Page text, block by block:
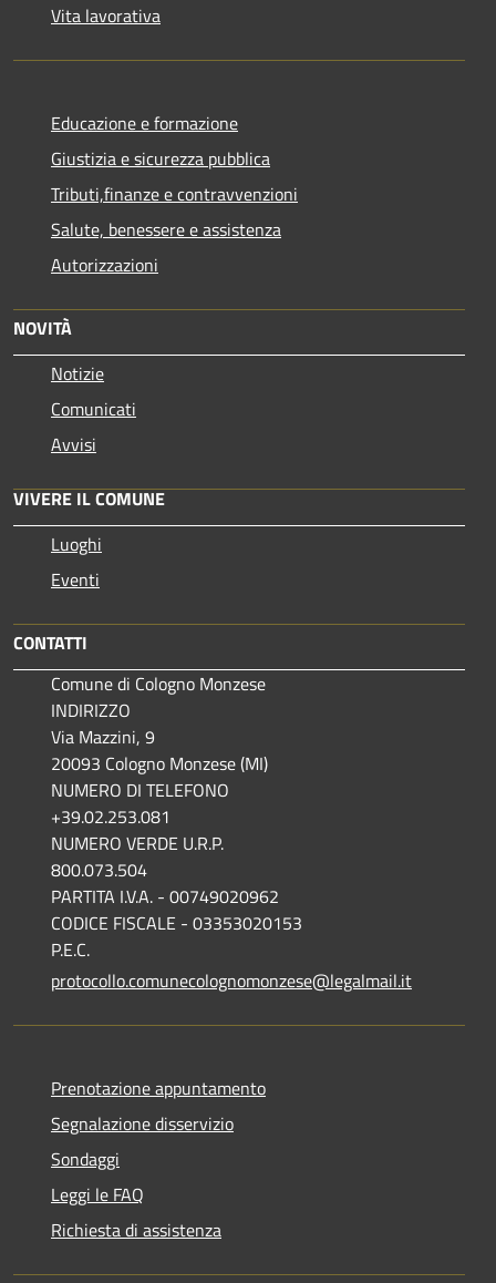
Vita lavorativa
Educazione e formazione
Giustizia e sicurezza pubblica
Tributi,finanze e contravvenzioni
Salute, benessere e assistenza
Autorizzazioni
NOVITÀ
Notizie
Comunicati
Avvisi
VIVERE IL COMUNE
Luoghi
Eventi
CONTATTI
Comune di Cologno Monzese
INDIRIZZO
Via Mazzini, 9
20093 Cologno Monzese (MI)
NUMERO DI TELEFONO
+39.02.253.081
NUMERO VERDE U.R.P.
800.073.504
PARTITA I.V.A. - 00749020962
CODICE FISCALE - 03353020153
P.E.C.
protocollo.comunecolognomonzese@legalmail.it
Prenotazione appuntamento
Segnalazione disservizio
Sondaggi
Leggi le FAQ
Richiesta di assistenza